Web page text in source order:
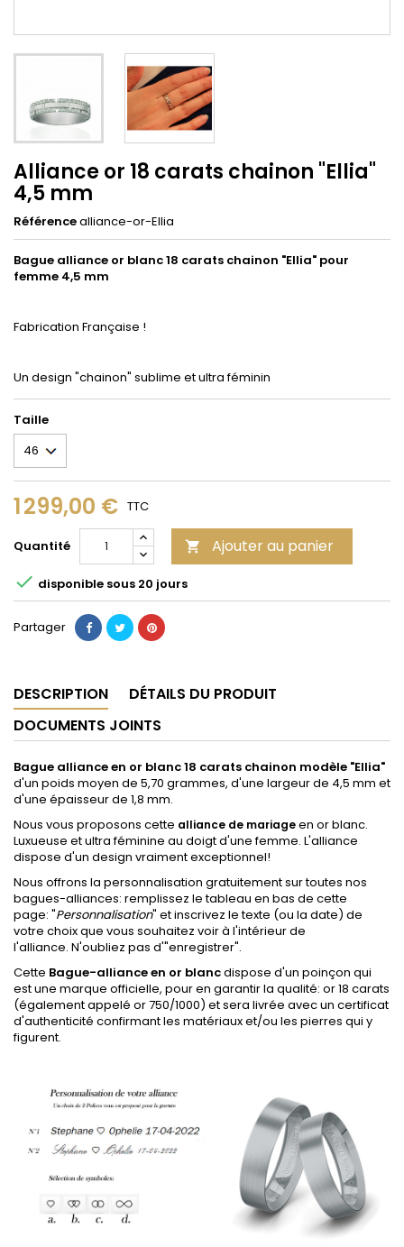
Alliance or 18 carats chainon "Ellia"
4,5 mm
Référencealliance-or-Ellia
Bague alliance or blanc 18 carats chainon "Ellia" pour
femme 4,5 mm
Fabrication Française !
Un design "chainon" sublime et ultra féminin
Taille
1 299,00 € TTC
Quantité  Ajouter au panier
 disponible sous 20 jours
Partager
DESCRIPTION
DÉTAILS DU PRODUIT
DOCUMENTS JOINTS
Bague alliance en or blanc 18 carats chainon modèle "Ellia"
d'un poids moyen de 5,70 grammes, d'une largeur de 4,5 mm et
d'une épaisseur de 1,8 mm.
Nous vous proposons cette alliance de mariageen or blanc.
Luxueuse et ultra féminine au doigt d'une femme. L'alliance
dispose d'un design vraiment exceptionnel!
Nous offrons la personnalisation gratuitement sur toutes nos
bagues-alliances: remplissez le tableau en bas de cette
page: "Personnalisation" et inscrivez le texte (ou la date) de
votre choix que vous souhaitez voir à l'intérieur de
l'alliance. N'oubliez pas d'"enregistrer".
Cette Bague-alliance en or blancdispose d'un poinçon qui
est une marque officielle, pour en garantir la qualité: or 18 carats
(également appelé or 750/1000) et sera livrée avec un certificat
d'authenticité confirmant les matériaux et/ou les pierres qui y
figurent.